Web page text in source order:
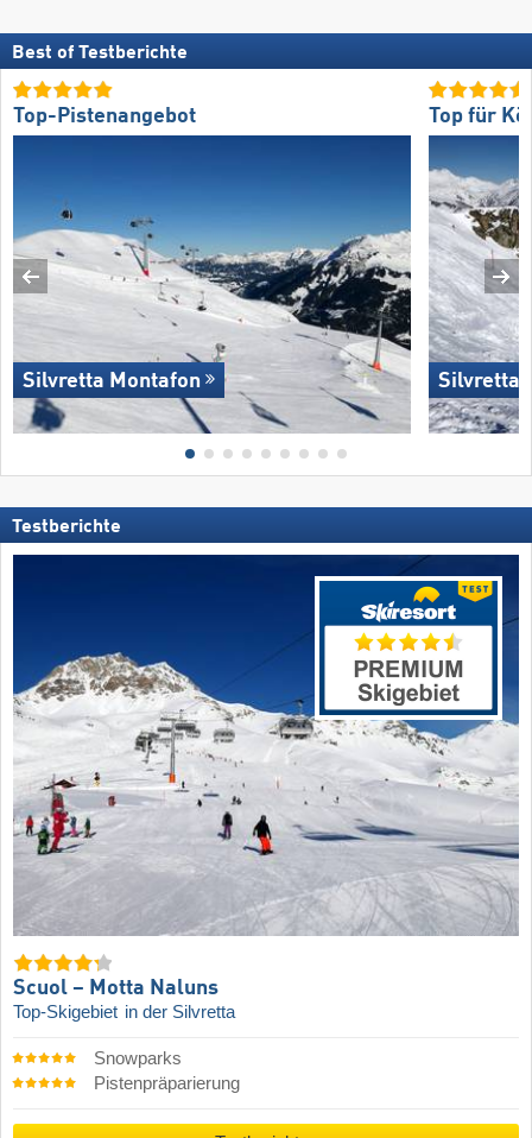
Best of Testberichte
Top-Pistenangebot
Silvretta Montafon
Top für
Silvretta
Testberichte
Scuol – Motta Naluns
Top-Skigebiet in der Silvretta
Snowparks
Pistenpräparierung